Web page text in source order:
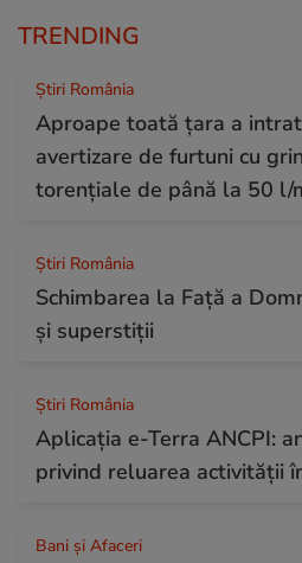
TRENDING
Știri România
Aproape toată țara a
avertizare de furtuni cu
torențiale de până la 50 l/
Știri România
Schimbarea la Față a
și superstiții
Știri România
Aplicația e-Terra ANCPI:
privind reluarea activității
Bani și Afaceri